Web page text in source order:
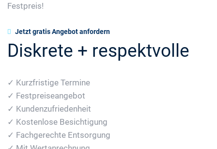
Festpreis!
Jetzt gratis Angebot anfordern
Diskrete + respektvolle
✓ Kurzfristige Termine
✓ Festpreiseangebot
✓ Kundenzufriedenheit
✓ Kostenlose Besichtigung
✓ Fachgerechte Entsorgung